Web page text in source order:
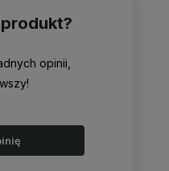
opinii,